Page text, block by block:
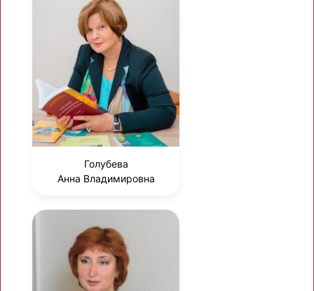
Голубева
Анна Владимировна